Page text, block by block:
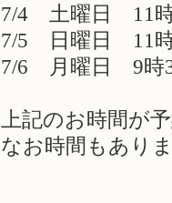
7/4 土曜日 11
7/5 日曜日 11
7/6 月曜日 9時
上記のお時間が
なお時間もあり